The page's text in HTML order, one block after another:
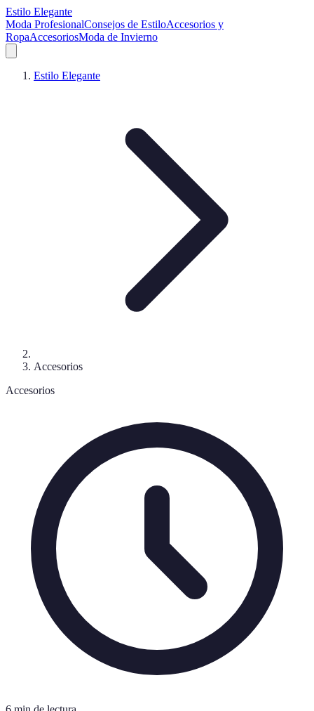
Estilo Elegante
Moda ProfesionalConsejos de EstiloAccesorios y
RopaAccesoriosModa de Invierno
Estilo Elegante
Accesorios
Accesorios